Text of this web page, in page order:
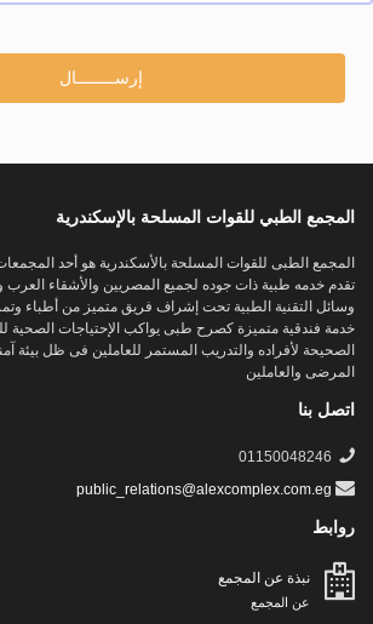
المجمع الطبي للقوات المسلحة بالإسكندرية
المجمع الطبى للقوات المسلحة بالأسكندرية هو أحد المجمعات
تقدم خدمه طبية ذات جوده لجميع المصريين والأشقاء العرب
وسائل التقنية الطبية تحت إشراف فريق متميز من أطباء وتمريض
خدمة فندقية متميزة كصرح طبى يواكب الإحتياجات الصحية
الصحيحة لأفراده والتدريب المستمر للعاملين فى ظل بيئة
المرضى والعاملين
اتصل بنا
01150048246
public_relations@alexcomplex.com.eg
روابط
نبذة عن المجمع
عن المجمع